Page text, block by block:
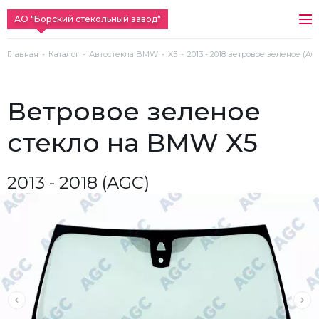
АО "Борский стекольный завод"
Главная Каталог Автостекла BMW X5 2013 - 2018 ветровое зеленое
ветровое зеленое
стекло на BMW X5
2013 - 2018 (AGC)